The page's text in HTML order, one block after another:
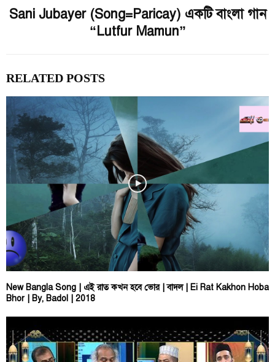
Sani Jubayer (Song=Paricay) একটি বাংলা গান
“Lutfur Mamun”
RELATED POSTS
New Bangla Song | এই রাত কখন হবে ভোর | বাদল | Ei Rat Kakhon Hoba
Bhor | By, Badol | 2018